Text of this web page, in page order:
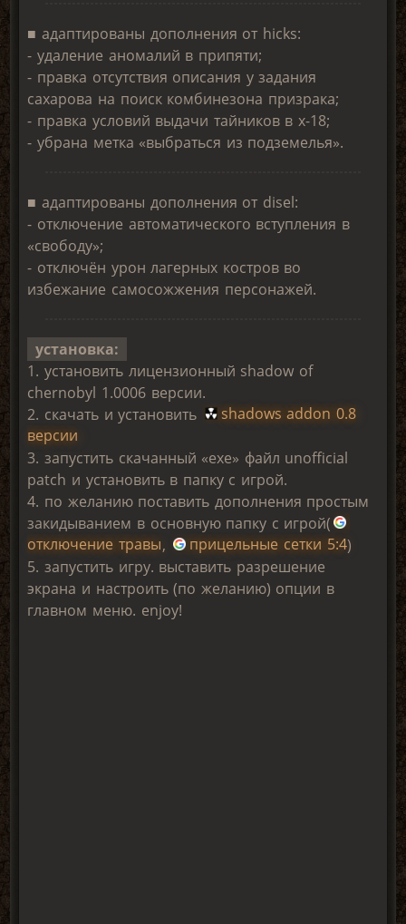
■ адаптированы дополнения от hicks:
- удаление аномалий в припяти;
- правка отсутствия описания у задания
сахарова на поиск комбинезона призрака;
- правка условий выдачи тайников в х-18;
- убрана метка «выбраться из подземелья».
■ адаптированы дополнения от disel:
- отключение автоматического вступления в
«свободу»;
- отключён урон лагерных костров во
избежание самосожжения персонажей.
установка:
1. установить лицензионный shadow of
chernobyl 1.0006 версии.
2. скачать и установить
shadows addon 0.8
версии
3. запустить скачанный «exe» файл unofficial
patch и установить в папку с игрой.
4. по желанию поставить дополнения простым
закидыванием в основную папку с игрой(
отключение травы, прицельные сетки 5:4)
5. запустить игру. выставить разрешение
экрана и настроить (по желанию) опции в
главном меню. enjoy!